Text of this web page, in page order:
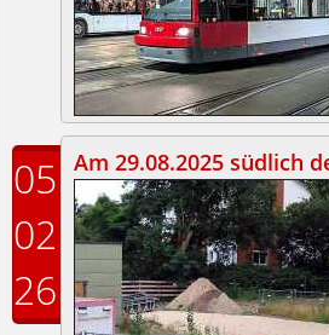
05
02
26
Am 29.08.2025 südlich